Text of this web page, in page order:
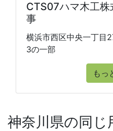
CTS07ハマ木工株
事
横浜市西区中央一丁目
3の一部
もっ
神奈川県の同じ